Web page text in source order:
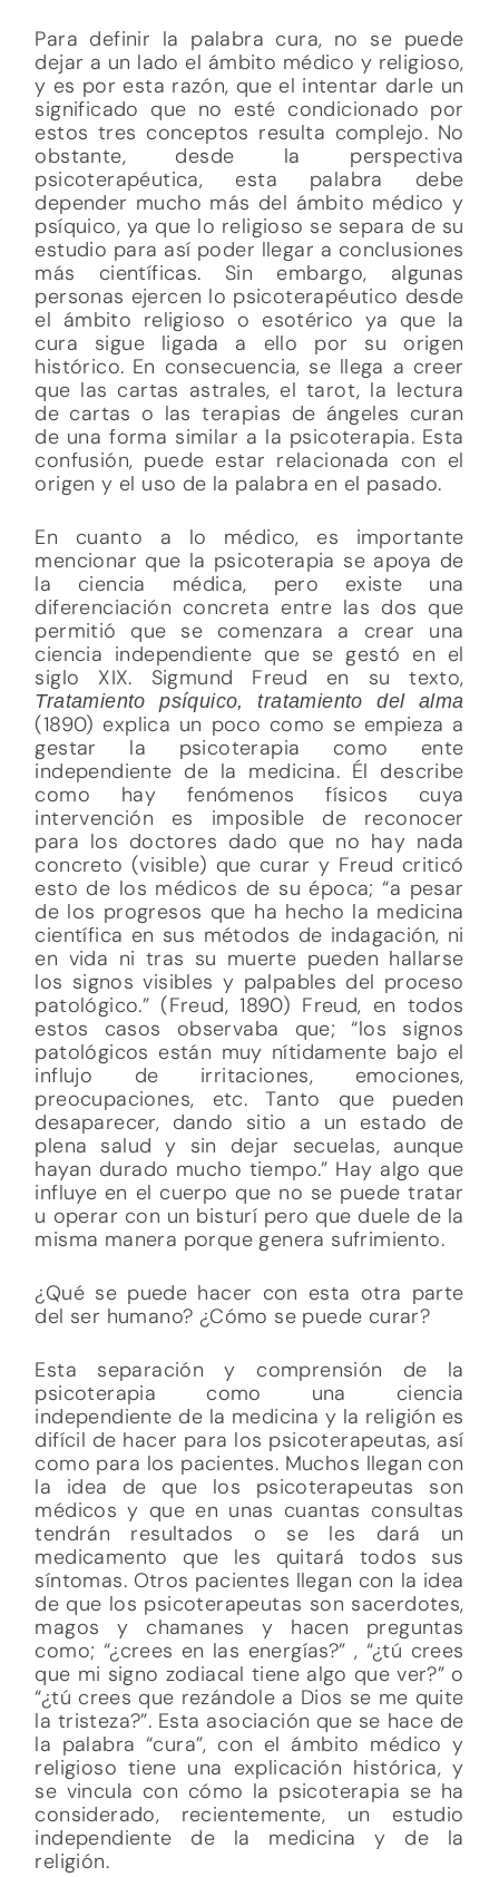
Para definir la palabra cura, no se puede
dejar a un lado el ámbito médico y religioso,
y es por esta razón, que el intentar darle un
significado que no esté condicionado por
estos tres conceptos resulta complejo. No
obstante, desde la perspectiva
psicoterapéutica, esta palabra debe
depender mucho más del ámbito médico y
psíquico, ya que lo religioso se separa de su
estudio para así poder llegar a conclusiones
más científicas. Sin embargo, algunas
personas ejercen lo psicoterapéutico desde
el ámbito religioso o esotérico ya que la
cura sigue ligada a ello por su origen
histórico. En consecuencia, se llega a creer
que las cartas astrales, el tarot, la lectura
de cartas o las terapias de ángeles curan
de una forma similar a la psicoterapia. Esta
confusión, puede estar relacionada con el
origen y el uso de la palabra en el pasado.
En cuanto a lo médico, es importante
mencionar que la psicoterapia se apoya de
la ciencia médica, pero existe una
diferenciación concreta entre las dos que
permitió que se comenzara a crear una
ciencia independiente que se gestó en el
siglo XIX. Sigmund Freud en su texto,
Tratamiento psíquico, tratamiento del alma
(1890) explica un poco como se empieza a
gestar la psicoterapia como ente
independiente de la medicina. Él describe
como hay fenómenos físicos cuya
intervención es imposible de reconocer
para los doctores dado que no hay nada
concreto (visible) que curar y Freud criticó
esto de los médicos de su época; “a pesar
de los progresos que ha hecho la medicina
científica en sus métodos de indagación, ni
en vida ni tras su muerte pueden hallarse
los signos visibles y palpables del proceso
patológico.” (Freud, 1890) Freud, en todos
estos casos observaba que; “los signos
patológicos están muy nítidamente bajo el
influjo de irritaciones, emociones,
preocupaciones, etc. Tanto que pueden
desaparecer, dando sitio a un estado de
plena salud y sin dejar secuelas, aunque
hayan durado mucho tiempo.” Hay algo que
influye en el cuerpo que no se puede tratar
u operar con un bisturí pero que duele de la
misma manera porque genera sufrimiento.
¿Qué se puede hacer con esta otra parte
del ser humano? ¿Cómo se puede curar?
Esta separación y comprensión de la
psicoterapia como una ciencia
independiente de la medicina y la religión es
difícil de hacer para los psicoterapeutas, así
como para los pacientes. Muchos llegan con
la idea de que los psicoterapeutas son
médicos y que en unas cuantas consultas
tendrán resultados o se les dará un
medicamento que les quitará todos sus
síntomas. Otros pacientes llegan con la idea
de que los psicoterapeutas son sacerdotes,
magos y chamanes y hacen preguntas
como; “¿crees en las energías?” , “¿tú crees
que mi signo zodiacal tiene algo que ver?” o
“¿tú crees que rezándole a Dios se me quite
la tristeza?”. Esta asociación que se hace de
la palabra “cura”, con el ámbito médico y
religioso tiene una explicación histórica, y
se vincula con cómo la psicoterapia se ha
considerado, recientemente, un estudio
independiente de la medicina y de la
religión.